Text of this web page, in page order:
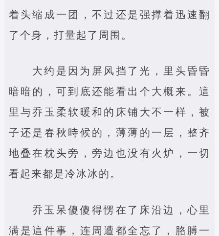
着头缩成一团，不过还是强撑着迅速翻
了个身，打量起了周围。
大约是因为屏风挡了光，里头昏昏
暗暗的，可到底还能看出个大概来。這
里与乔玉柔软暖和的床铺大不一样，被
子还是春秋時候的，薄薄的一层，整齐
地叠在枕头旁，旁边也没有火炉，一切
看起来都是冷冰冰的。
乔玉呆傻傻得愣在了床沿边，心里
满是這件事，连周遭都全忘了，胳膊一